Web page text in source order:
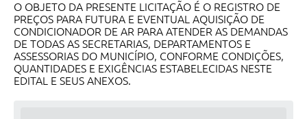
O OBJETO DA PRESENTE LICITAÇÃO É O REGISTRO DE
PREÇOS PARA FUTURA E EVENTUAL AQUISIÇÃO DE
CONDICIONADOR DE AR PARA ATENDER AS DEMANDAS
DE TODAS AS SECRETARIAS, DEPARTAMENTOS E
ASSESSORIAS DO MUNICÍPIO, CONFORME CONDIÇÕES,
QUANTIDADES E EXIGÊNCIAS ESTABELECIDAS NESTE
EDITAL E SEUS ANEXOS.